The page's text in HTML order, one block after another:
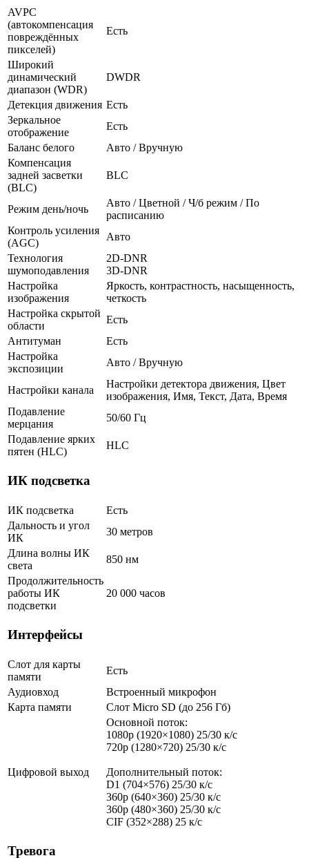
AVPC
(автокомпенсация
повреждённых
пикселей)
Есть
Широкий
динамический
диапазон (WDR)
DWDR
Детекция движения Есть
Зеркальное
отображение
Есть
Баланс белого
Авто / Вручную
Компенсация
задней засветки
(BLC)
BLC
Режим день/ночь
Авто / Цветной / Ч/б режим / По
расписанию
Контроль усиления
(AGC)
Авто
Технология
шумоподавления
2D-DNR
3D-DNR
Настройка
изображения
Яркость, контрастность, насыщенность,
четкость
Настройка скрытой
области
Есть
Антитуман
Есть
Настройка
экспозиции
Авто / Вручную
Настройки канала
Настройки детектора движения, Цвет
изображения, Имя, Текст, Дата, Время
Подавление
мерцания
50/60 Гц
Подавление ярких
пятен (HLC)
HLC
ИК подсветка
ИК подсветка
Есть
Дальность и угол
ИК
30 метров
Длина волны ИК
света
850 нм
Продолжительность
работы ИК
подсветки
20 000 часов
Интерфейсы
Слот для карты
памяти
Есть
Аудиовход
Встроенный микрофон
Карта памяти
Слот Micro SD (до 256 Гб)
Цифровой выход
Основной поток:
1080p (1920×1080) 25/30 к/с
720p (1280×720) 25/30 к/с
Дополнительный поток:
D1 (704×576) 25/30 к/с
360p (640×360) 25/30 к/с
360p (480×360) 25/30 к/с
CIF (352×288) 25 к/с
Тревога